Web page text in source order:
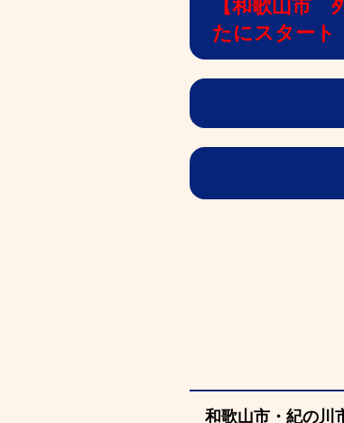
【和歌山市
たにスタート
和歌山市・紀の川